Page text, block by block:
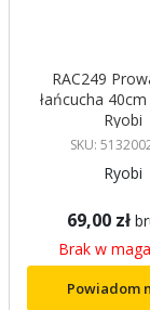
RAC249
łańcucha 40cm
Ryobi
SKU:
Ryobi
69,00 zł
Brak w
Powiadom